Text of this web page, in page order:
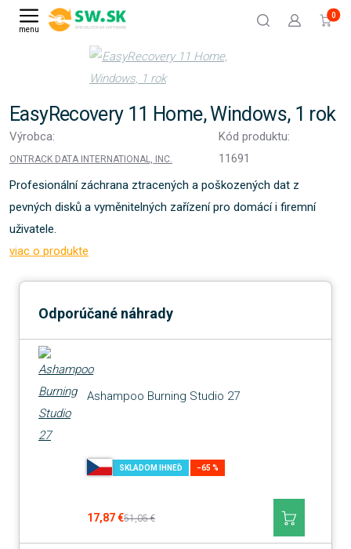
menu
0
EasyRecovery 11 Home, Windows, 1 rok
Výrobca:
ONTRACK DATA INTERNATIONAL, INC.
Kód produktu:
11691
Profesionální záchrana ztracených a poškozených dat z
pevných disků a vyměnitelných zařízení pro domácí i firemní
uživatele.
viac o produkte
Odporúčané náhrady
Ashampoo Burning Studio 27
SKLADOM IHNEĎ −65 %
17,87 €51,05 €